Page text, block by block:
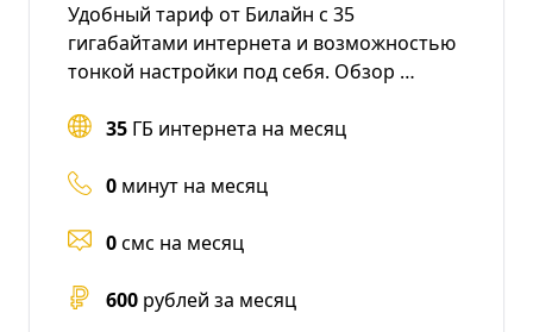
Удобный тариф от Билайн с 35
гигабайтами интернета и возможностью
тонкой настройки под себя. Обзор …
35 ГБ интернета на месяц
0 минут на месяц
0смс на месяц
600 рублей за месяц